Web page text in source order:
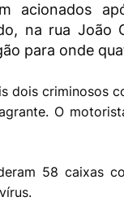
acionados
na rua João
para onde
dois criminosos
O
58 caixas